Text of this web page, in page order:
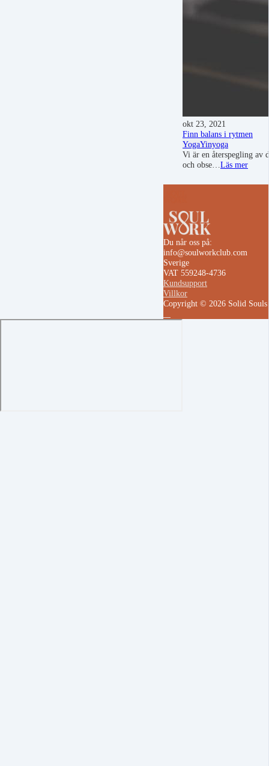
okt 23, 2021
Finn balans i rytmen
YogaYinyoga
Vi är en återspegling av
och obse… Läs mer
Du når oss på:
info@soulworkclub.com
Sverige
VAT 559248-4736
Kundsupport
Villkor
Copyright © 2026 Solid